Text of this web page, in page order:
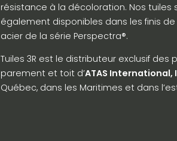
résistance à la décoloration. Nos tuiles
également disponibles dans les finis
acier de la série Perspectra®.
Tuiles 3R est le distributeur exclusif des
parement et toit d’ATAS International,
Québec, dans les Maritimes et dans